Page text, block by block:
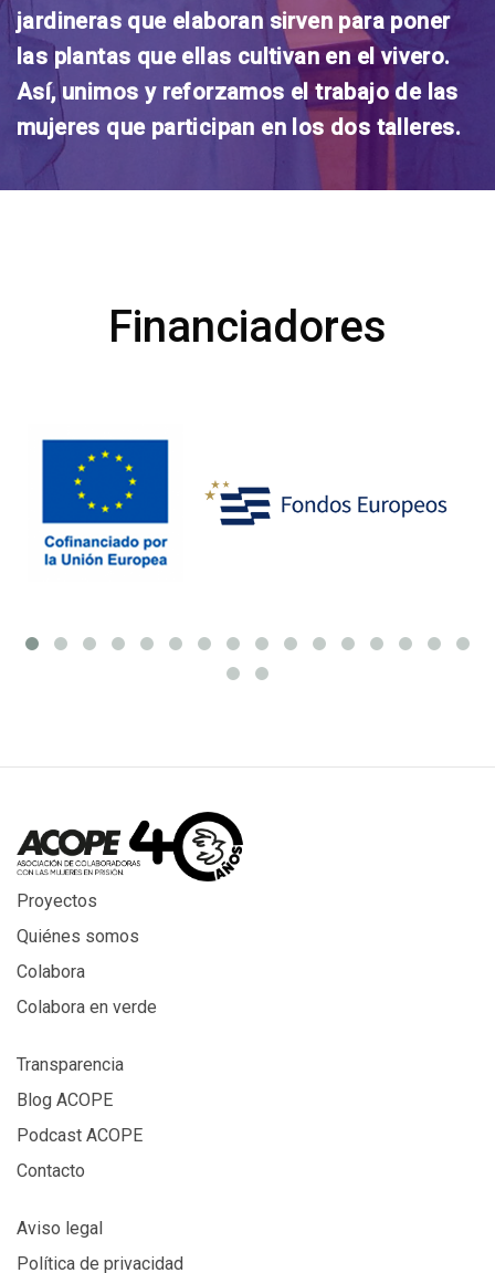
jardineras que elaboran sirven para poner
las plantas que ellas cultivan en el vivero.
Así, unimos y reforzamos el trabajo de las
mujeres que participan en los dos talleres.
Financiadores
Proyectos
Quiénes somos
Colabora
Colabora en verde
Transparencia
Blog ACOPE
Podcast ACOPE
Contacto
Aviso legal
Política de privacidad